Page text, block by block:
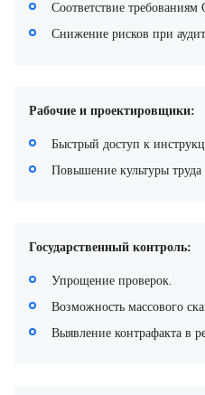
Соответствие требованиям
Снижение рисков при
Рабочие и проектировщики:
Быстрый доступ к
Повышение культуры труда
Государственный контроль:
Упрощение проверок.
Возможность массового
Выявление контрафакта в